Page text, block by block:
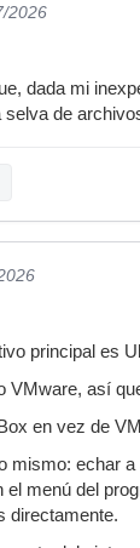
2026
dada mi
de
principal es
VMware, así
en vez de
mismo: echar
menú del
directamente.